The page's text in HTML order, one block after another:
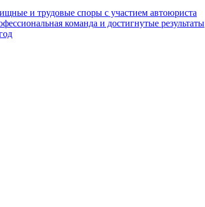
и трудовые споры с участием автоюриста
команда и достигнутые результаты